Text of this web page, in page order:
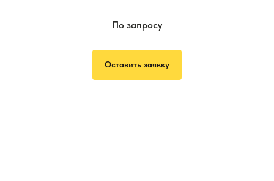
По запросу
Оставить заявку